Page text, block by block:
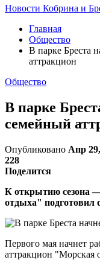
Новости Кобрина и
Главная
Общество
В парке Бреста
аттракцион
Общество
В парке
семейный
Опубликовано Апр
228
Поделится
К открытию сезона
отдыха" подготовил
Первого мая начнет
аттракцион "Морская